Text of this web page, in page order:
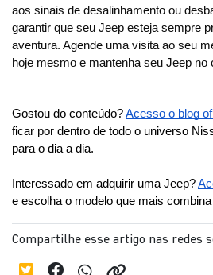
aos sinais de desalinhamento ou
garantir que seu Jeep esteja sempre
aventura. Agende uma visita ao seu
hoje mesmo e mantenha seu Jeep no
Gostou do conteúdo? Acesso o blog
ficar por dentro de todo o universo
para o dia a dia.
Interessado em adquirir uma Jeep?
e escolha o modelo que mais
Compartilhe esse artigo nas redes